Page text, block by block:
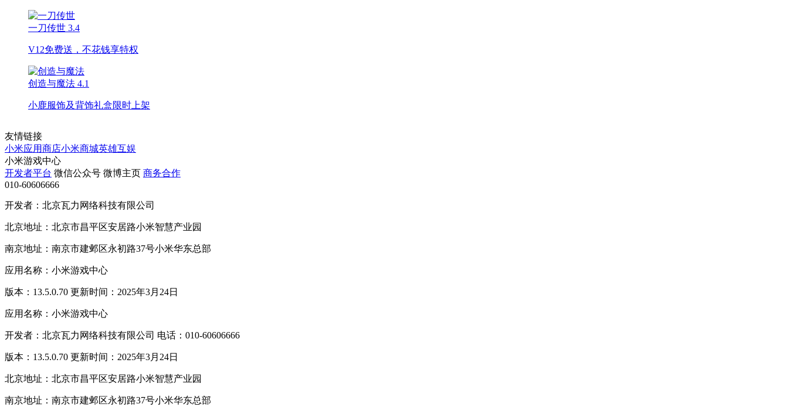
一刀传世 3.4
V12免费送，不花钱享特权
创造与魔法 4.1
小鹿服饰及背饰礼盒限时上架
友情链接
小米应用商店小米商城英雄互娱
小米游戏中心
开发者平台 微信公众号 微博主页 商务合作
010-60606666
开发者：北京瓦力网络科技有限公司
北京地址：北京市昌平区安居路小米智慧产业园
南京地址：南京市建邺区永初路37号小米华东总部
应用名称：小米游戏中心
版本：13.5.0.70 更新时间：2025年3月24日
应用名称：小米游戏中心
开发者：北京瓦力网络科技有限公司 电话：010-60606666
版本：13.5.0.70 更新时间：2025年3月24日
北京地址：北京市昌平区安居路小米智慧产业园
南京地址：南京市建邺区永初路37号小米华东总部